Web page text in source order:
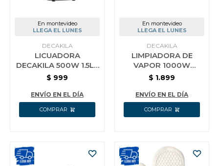
En montevideo
LLEGA EL LUNES
DECAKILA
LICUADORA
DECAKILA 500W 1.5LT
2 VELOCIDADES
$ 999
ENVÍO EN EL DÍA
En montevideo
LLEGA EL LUNES
DECAKILA
LIMPIADORA DE
VAPOR 1000W
DECAKILA KEEN004P
$ 1.899
ENVÍO EN EL DÍA